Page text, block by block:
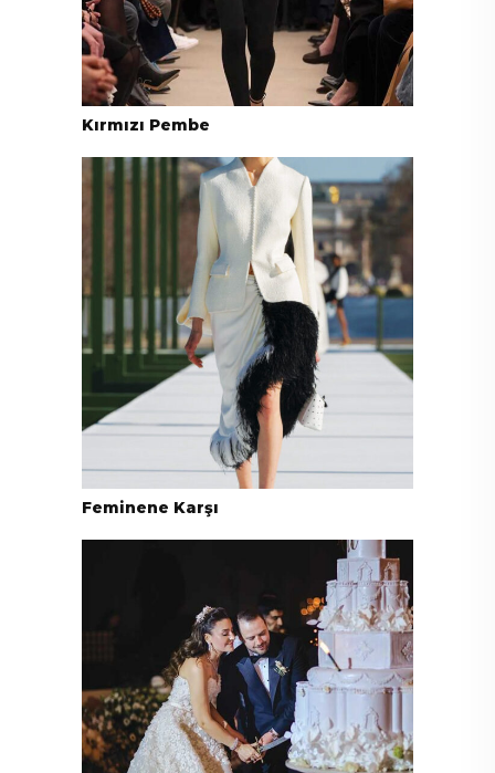
Kırmızı Pembe
Feminene Karşı